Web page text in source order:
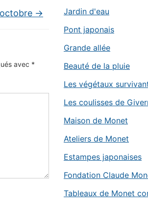
→
avec *
Jardin d'eau
Pont japonais
Grande allée
Beauté de la pluie
Les végétaux
Les coulisses de
Maison de Monet
Ateliers de Monet
Estampes japonaises
Fondation Claude
Tableaux de Monet